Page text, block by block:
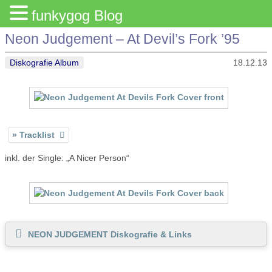
Neon Judgement – At Devil’s Fork ’95
Diskografie Album 18.12.13
Tracklist
inkl. der Single: „A Nicer Person“
NEON JUDGEMENT Diskografie & Links
funkygog Blog